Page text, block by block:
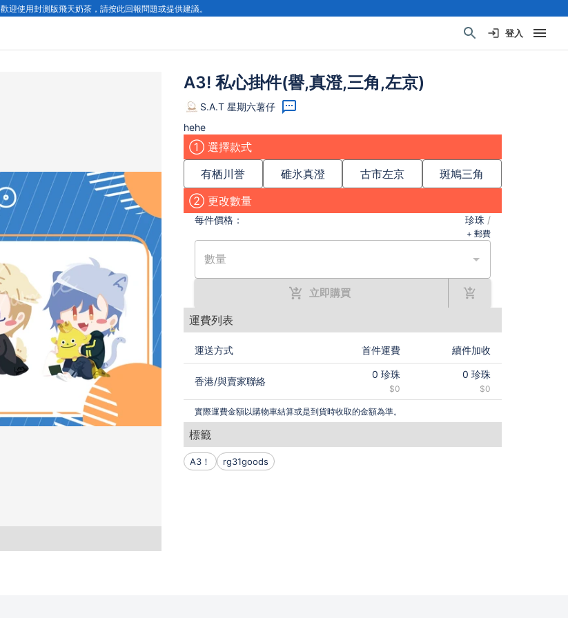
歡迎使用封測版飛天奶茶，請按此回報問題或提供建議。
登入
A3! 私心掛件(譽,真澄,三角,左京)
S.A.T 星期六薯仔
hehe
① 選擇款式
有栖川誉
碓氷真澄 古市左京
斑鳩三角
② 更改數量
每件價格： 珍珠 /
+ 郵費
數量
立即購買
運費列表
運送方式 首件運費 續件加收
香港/與賣家聯絡
0 珍珠
$0
0 珍珠
$0
實際運費金額以購物車結算或是到貨時收取的金額為準。
標籤
A3！ rg31goods